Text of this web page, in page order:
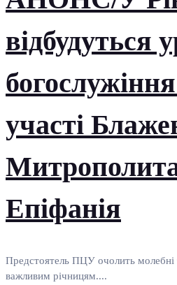
відбудуться
участі
Епіфанія
Предстоятель ПЦУ очолить молебні
важливим річницям....